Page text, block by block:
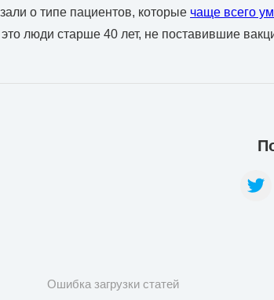
о типе пациентов, которые чаще всего
это люди старше 40 лет, не поставившие
Ошибка загрузки статей